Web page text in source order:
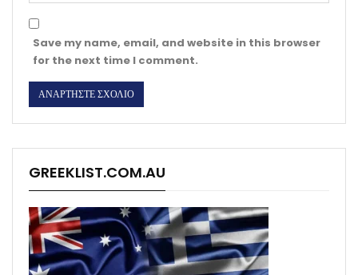
Save my name, email, and website in this browser
for the next time I comment.
GREEKLIST.COM.AU